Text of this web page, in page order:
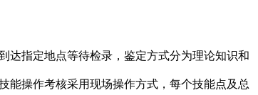
达指定地点等待检录，鉴定方式分为理论知识和
能操作考核采用现场操作方式，每个技能点及总